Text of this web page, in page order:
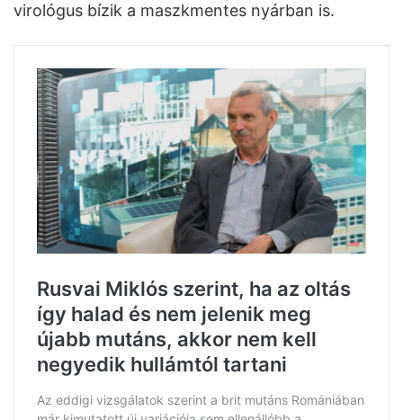
virológus bízik a maszkmentes nyárban is.